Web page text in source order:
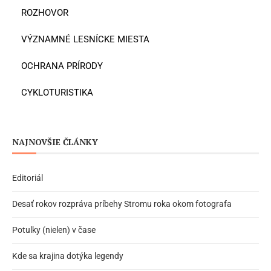
ROZHOVOR
VÝZNAMNÉ LESNÍCKE MIESTA
OCHRANA PRÍRODY
CYKLOTURISTIKA
NAJNOVŠIE ČLÁNKY
Editoriál
Desať rokov rozpráva príbehy Stromu roka okom fotografa
Potulky (nielen) v čase
Kde sa krajina dotýka legendy